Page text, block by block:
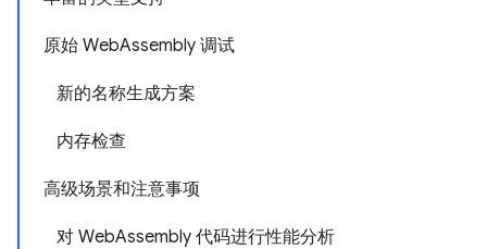
原始 WebAssembly 调试
新的名称生成方案
内存检查
高级场景和注意事项
对 WebAssembly 代码进行性能分析